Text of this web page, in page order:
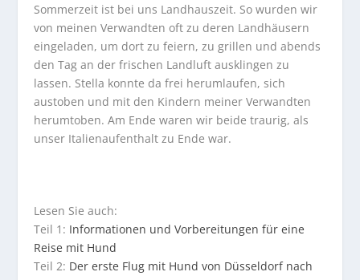
Sommerzeit ist bei uns Landhauszeit. So wurden wir
von meinen Verwandten oft zu deren Landhäusern
eingeladen, um dort zu feiern, zu grillen und abends
den Tag an der frischen Landluft ausklingen zu
lassen. Stella konnte da frei herumlaufen, sich
austoben und mit den Kindern meiner Verwandten
herumtoben. Am Ende waren wir beide traurig, als
unser Italienaufenthalt zu Ende war.
Lesen Sie auch:
Teil 1: Informationen und Vorbereitungen für eine
Reise mit Hund
Teil 2: Der erste Flug mit Hund von Düsseldorf nach